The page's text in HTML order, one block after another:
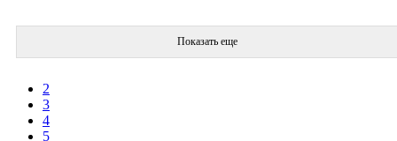
Показать еще
2
3
4
5